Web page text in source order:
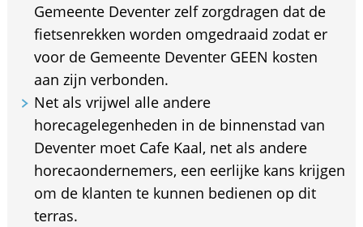
Gemeente Deventer zelf zorgdragen dat de
fietsenrekken worden omgedraaid zodat er
voor de Gemeente Deventer GEEN kosten
aan zijn verbonden.
Net als vrijwel alle andere
horecagelegenheden in de binnenstad van
Deventer moet Cafe Kaal, net als andere
horecaondernemers, een eerlijke kans krijgen
om de klanten te kunnen bedienen op dit
terras.